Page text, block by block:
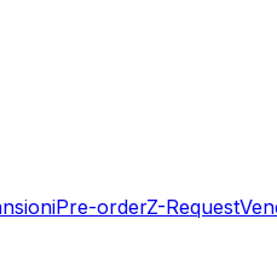
Pre-orderZ-Request